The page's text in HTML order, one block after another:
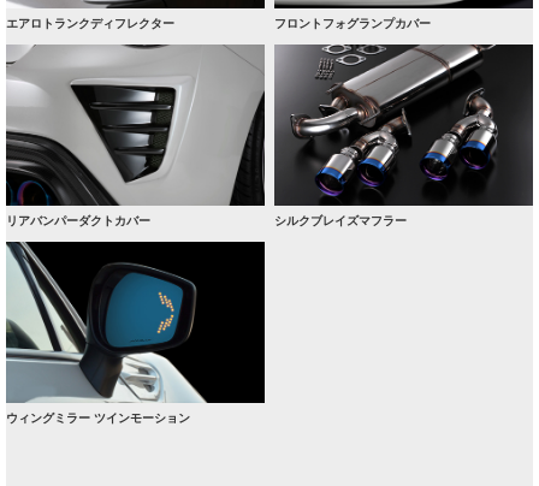
エアロトランクディフレクター フロントフォグランプカバー
リアバンパーダクトカバー シルクブレイズマフラー
ウィングミラー ツインモーション